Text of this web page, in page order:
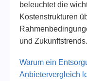
beleuchtet die
Kostenstrukturen
und Zukunftstrends.
Warum ein
Anbietervergleich